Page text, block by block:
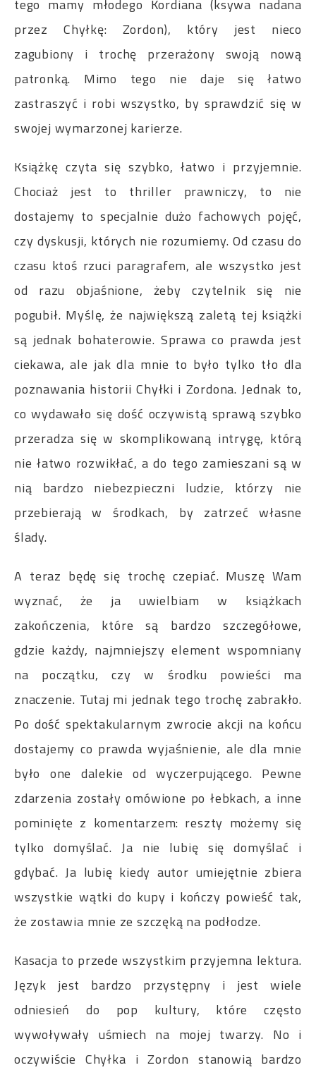
tego mamy młodego Kordiana (ksywa nadana
przez Chyłkę: Zordon), który jest nieco
zagubiony i trochę przerażony swoją nową
patronką. Mimo tego nie daje się łatwo
zastraszyć i robi wszystko, by sprawdzić się w
swojej wymarzonej karierze.
Książkę czyta się szybko, łatwo i przyjemnie.
Chociaż jest to thriller prawniczy, to nie
dostajemy to specjalnie dużo fachowych pojęć,
czy dyskusji, których nie rozumiemy. Od czasu do
czasu ktoś rzuci paragrafem, ale wszystko jest
od razu objaśnione, żeby czytelnik się nie
pogubił. Myślę, że największą zaletą tej książki
są jednak bohaterowie. Sprawa co prawda jest
ciekawa, ale jak dla mnie to było tylko tło dla
poznawania historii Chyłki i Zordona. Jednak to,
co wydawało się dość oczywistą sprawą szybko
przeradza się w skomplikowaną intrygę, którą
nie łatwo rozwikłać, a do tego zamieszani są w
nią bardzo niebezpieczni ludzie, którzy nie
przebierają w środkach, by zatrzeć własne
ślady.
A teraz będę się trochę czepiać. Muszę Wam
wyznać, że ja uwielbiam w książkach
zakończenia, które są bardzo szczegółowe,
gdzie każdy, najmniejszy element wspomniany
na początku, czy w środku powieści ma
znaczenie. Tutaj mi jednak tego trochę zabrakło.
Po dość spektakularnym zwrocie akcji na końcu
dostajemy co prawda wyjaśnienie, ale dla mnie
było one dalekie od wyczerpującego. Pewne
zdarzenia zostały omówione po łebkach, a inne
pominięte z komentarzem: reszty możemy się
tylko domyślać. Ja nie lubię się domyślać i
gdybać. Ja lubię kiedy autor umiejętnie zbiera
wszystkie wątki do kupy i kończy powieść tak,
że zostawia mnie ze szczęką na podłodze.
Kasacja to przede wszystkim przyjemna lektura.
Język jest bardzo przystępny i jest wiele
odniesień do pop kultury, które często
wywoływały uśmiech na mojej twarzy. No i
oczywiście Chyłka i Zordon stanowią bardzo